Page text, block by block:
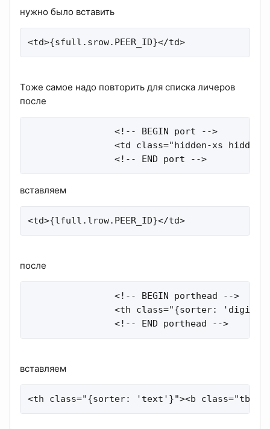
нужно было вставить
<td>{sfull.srow.PEER_ID}</td>
Тоже самое надо повторить для списка личеров
после
                <!-- BEGIN port -->
<td class="hidden-xs
                <!-- END port -->
вставляем
<td>{lfull.lrow.PEER_ID}</td>
после
                <!-- BEGIN porthead -->
<th class="{sorter:
                <!-- END porthead -->
вставляем
<th class="{sorter: 'text'}"><b class="tbs-